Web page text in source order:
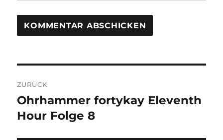
ZURÜCK
Vorheriger
Beitrag:
Ohrhammer fortykay Eleventh
Hour Folge 8